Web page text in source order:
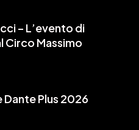
– L’evento di
Circo Massimo
Dante Plus 2026